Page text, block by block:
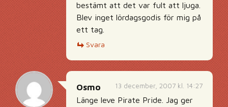
bestämt att det var fult att ljuga.
Blev inget lördagsgodis för mig på
ett tag.
Svara
13 december, 2007 kl. 14:27
Osmo
Länge leve Pirate Pride. Jag ger